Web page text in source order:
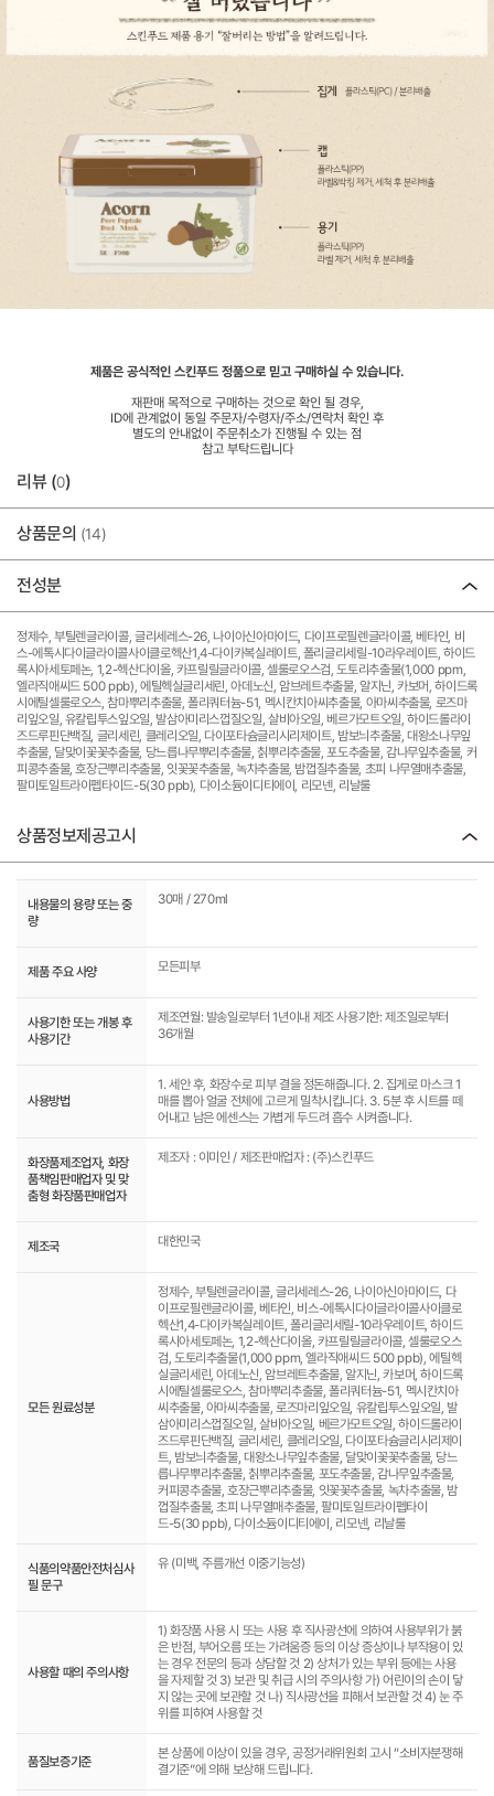
제품은 공식적인 스킨푸드 정품으로 믿고 구매하실 수 있습니다.
재판매 목적으로 구매하는 것으로 확인 될 경우,
ID에 관계없이 동일 주문자/수령자/주소/연락처 확인 후
별도의 안내없이 주문취소가 진행될 수 있는 점
참고 부탁드립니다
리뷰 (0)
상품문의 (14)
전성분
정제수, 부틸렌글라이콜, 글리세레스-26, 나이아신아마이드, 다이프로필렌글라이콜, 베타인, 비
스-에톡시다이글라이콜사이클로헥산1,4-다이카복실레이트, 폴리글리세릴-10라우레이트, 하이드
록시아세토페논, 1,2-헥산다이올, 카프릴릴글라이콜, 셀룰로오스검, 도토리추출물(1,000 ppm,
엘라직애씨드 500 ppb), 에틸헥실글리세린, 아데노신, 암브레트추출물, 알지닌, 카보머, 하이드록
시에틸셀룰로오스, 참마뿌리추출물, 폴리쿼터늄-51, 멕시칸치아씨추출물, 아마씨추출물, 로즈마
리잎오일, 유칼립투스잎오일, 발삼아미리스껍질오일, 살비아오일, 베르가모트오일, 하이드롤라이
즈드루핀단백질, 글리세린, 클레리오일, 다이포타슘글리시리제이트, 밤보늬추출물, 대왕소나무잎
추출물, 달맞이꽃꽃추출물, 당느릅나무뿌리추출물, 칡뿌리추출물, 포도추출물, 감나무잎추출물, 커
피콩추출물, 호장근뿌리추출물, 잇꽃꽃추출물, 녹차추출물, 밤껍질추출물, 초피 나무열매추출물,
팔미토일트라이펩타이드-5(30 ppb), 다이소듐이디티에이, 리모넨, 리날룰
상품정보제공고시
내용물의 용량 또는 중
량
30매 / 270ml
제품 주요 사양 모든피부
사용기한 또는 개봉 후
사용기간
제조연월: 발송일로부터 1년이내 제조 사용기한: 제조일로부터
36개월
사용방법
1. 세안 후, 화장수로 피부 결을 정돈해줍니다. 2. 집게로 마스크 1
매를 뽑아 얼굴 전체에 고르게 밀착시킵니다. 3. 5분 후 시트를 떼
어내고 남은 에센스는 가볍게 두드려 흡수 시켜줍니다.
화장품제조업자, 화장
품책임판매업자 및 맞
춤형 화장품판매업자
제조자 : 이미인 / 제조판매업자 : (주)스킨푸드
제조국 대한민국
모든 원료성분
정제수, 부틸렌글라이콜, 글리세레스-26, 나이아신아마이드, 다
이프로필렌글라이콜, 베타인, 비스-에톡시다이글라이콜사이클로
헥산1,4-다이카복실레이트, 폴리글리세릴-10라우레이트, 하이드
록시아세토페논, 1,2-헥산다이올, 카프릴릴글라이콜, 셀룰로오스
검, 도토리추출물(1,000 ppm, 엘라직애씨드 500 ppb), 에틸헥
실글리세린, 아데노신, 암브레트추출물, 알지닌, 카보머, 하이드록
시에틸셀룰로오스, 참마뿌리추출물, 폴리쿼터늄-51, 멕시칸치아
씨추출물, 아마씨추출물, 로즈마리잎오일, 유칼립투스잎오일, 발
삼아미리스껍질오일, 살비아오일, 베르가모트오일, 하이드롤라이
즈드루핀단백질, 글리세린, 클레리오일, 다이포타슘글리시리제이
트, 밤보늬추출물, 대왕소나무잎추출물, 달맞이꽃꽃추출물, 당느
릅나무뿌리추출물, 칡뿌리추출물, 포도추출물, 감나무잎추출물,
커피콩추출물, 호장근뿌리추출물, 잇꽃꽃추출물, 녹차추출물, 밤
껍질추출물, 초피 나무열매추출물, 팔미토일트라이펩타이
드-5(30 ppb), 다이소듐이디티에이, 리모넨, 리날룰
식품의약품안전처심사
필 문구
유 (미백, 주름개선 이중기능성)
사용할 때의 주의사항
1) 화장품 사용 시 또는 사용 후 직사광선에 의하여 사용부위가 붉
은 반점, 부어오름 또는 가려움증 등의 이상 증상이나 부작용이 있
는 경우 전문의 등과 상담할 것 2) 상처가 있는 부위 등에는 사용
을 자제할 것 3) 보관 및 취급 시의 주의사항 가) 어린이의 손이 닿
지 않는 곳에 보관할 것 나) 직사광선을 피해서 보관할 것 4) 눈 주
위를 피하여 사용할 것
품질보증기준
본 상품에 이상이 있을 경우, 공정거래위원회 고시 “소비자분쟁해
결기준”에 의해 보상해 드립니다.